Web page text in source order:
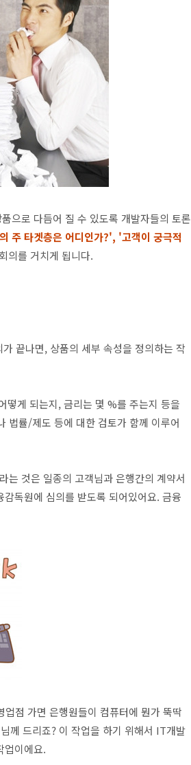
으로 다듬어 질 수 있도록 개발자들의 토론
주 타겟층은 어디인가?', '고객이 궁극적
의를 거치게 됩니다.
끝나면, 상품의 세부 속성을 정의하는 작
떻게 되는지, 금리는 몇 %를 주는지 등을
법률/제도 등에 대한 검토가 함께 이루어
는 것은 일종의 고객님과 은행간의 계약서
독원에 심의를 받도록 되어있어요. 금융
점 가면 은행원들이 컴퓨터에 뭔가 뚝딱
께 드리죠? 이 작업을 하기 위해서 IT개발
업이에요.